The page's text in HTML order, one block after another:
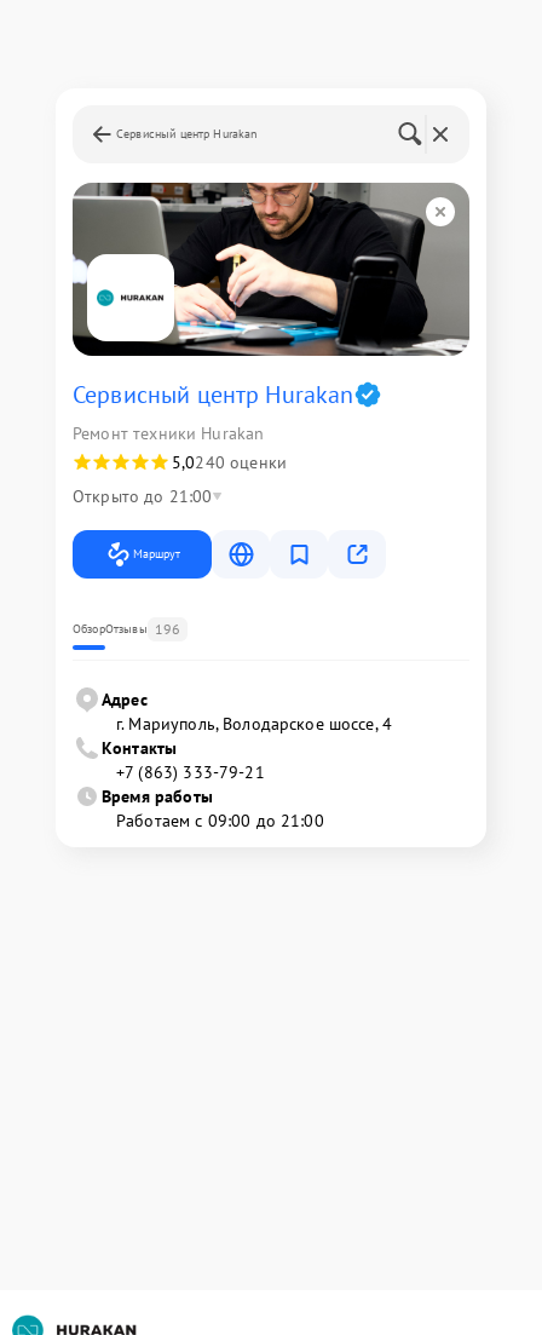
Сервисный центр Hurakan
Сервисный центр Hurakan
Ремонт техники Hurakan
5,0240 оценки
Открыто до 21:00
Маршрут
ОбзорОтзывы 196
Адрес
г. Мариуполь, Володарское шоссе, 4
Контакты
+7 (863) 333-79-21
Время работы
Работаем с 09:00 до 21:00